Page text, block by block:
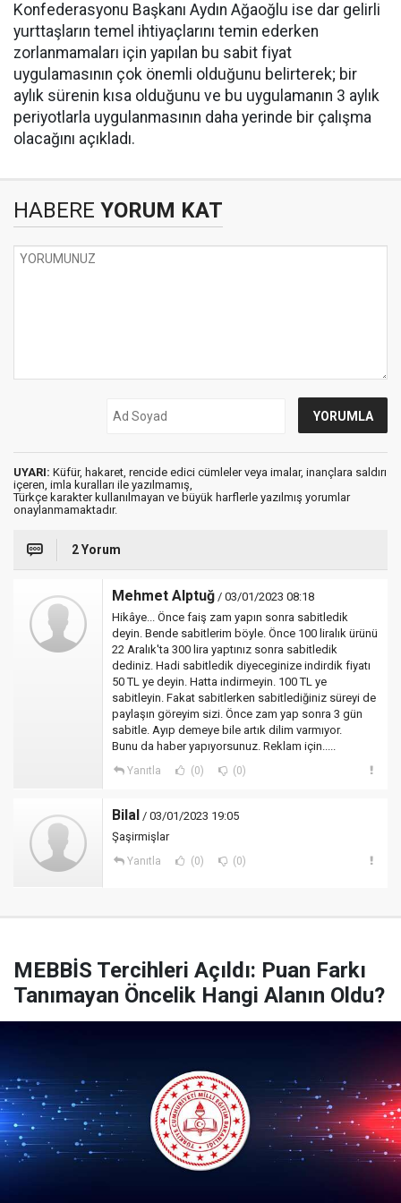
Konfederasyonu Başkanı Aydın Ağaoğlu ise dar gelirli
yurttaşların temel ihtiyaçlarını temin ederken
zorlanmamaları için yapılan bu sabit fiyat
uygulamasının çok önemli olduğunu belirterek; bir
aylık sürenin kısa olduğunu ve bu uygulamanın 3 aylık
periyotlarla uygulanmasının daha yerinde bir çalışma
olacağını açıkladı.
HABERE YORUM KAT
UYARI: Küfür, hakaret, rencide edici cümleler veya imalar, inançlara saldırı
içeren, imla kuralları ile yazılmamış,
Türkçe karakter kullanılmayan ve büyük harflerle yazılmış yorumlar
onaylanmamaktadır.
2 Yorum
Mehmet Alptuğ / 03/01/2023 08:18
Hikâye... Önce faiş zam yapın sonra sabitledik
deyin. Bende sabitlerim böyle. Önce 100 liralık ürünü
22 Aralık'ta 300 lira yaptınız sonra sabitledik
dediniz. Hadi sabitledik diyeceginize indirdik fiyatı
50 TL ye deyin. Hatta indirmeyin. 100 TL ye
sabitleyin. Fakat sabitlerken sabitlediğiniz süreyi de
paylaşın göreyim sizi. Önce zam yap sonra 3 gün
sabitle. Ayıp demeye bile artık dilim varmıyor.
Bunu da haber yapıyorsunuz. Reklam için.....
Yanıtla (0) (0)
Bilal / 03/01/2023 19:05
Şaşirmişlar
Yanıtla (0) (0)
MEBBİS Tercihleri Açıldı: Puan Farkı
Tanımayan Öncelik Hangi Alanın Oldu?